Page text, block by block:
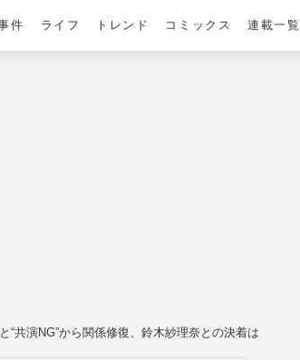
件 ライフ トレンド コミックス 連載一覧
共演NG”から関係修復、鈴木紗理奈との決着は